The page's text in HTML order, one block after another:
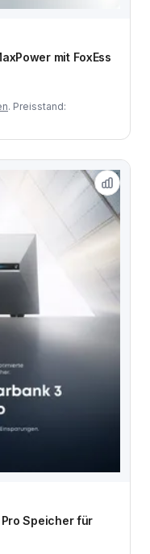
mit FoxEss
. Preisstand:
Pro Speicher für